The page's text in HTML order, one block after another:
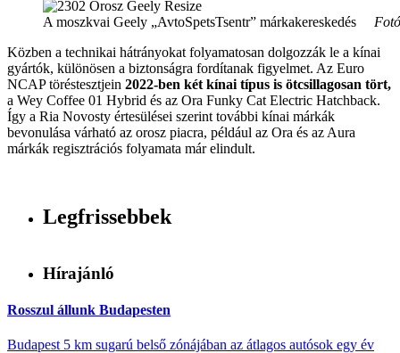
A moszkvai Geely „AvtoSpetsTsentr” márkakereskedés
Közben a technikai hátrányokat folyamatosan dolgozzák le a kínai
gyártók, különösen a biztonságra fordítanak figyelmet. Az Euro
NCAP töréstesztjein 2022-ben két kínai típus is ötcsillagosan tört,
a Wey Coffee 01 Hybrid és az Ora Funky Cat Electric Hatchback.
Így a Ria Novosty értesülései szerint további kínai márkák
bevonulása várható az orosz piacra, például az Ora és az Aura
márkák regisztrációs folyamata már elindult.
Legfrissebbek
Hírajánló
Rosszul állunk Budapesten
Budapest 5 km sugarú belső zónájában az átlagos autósok egy év